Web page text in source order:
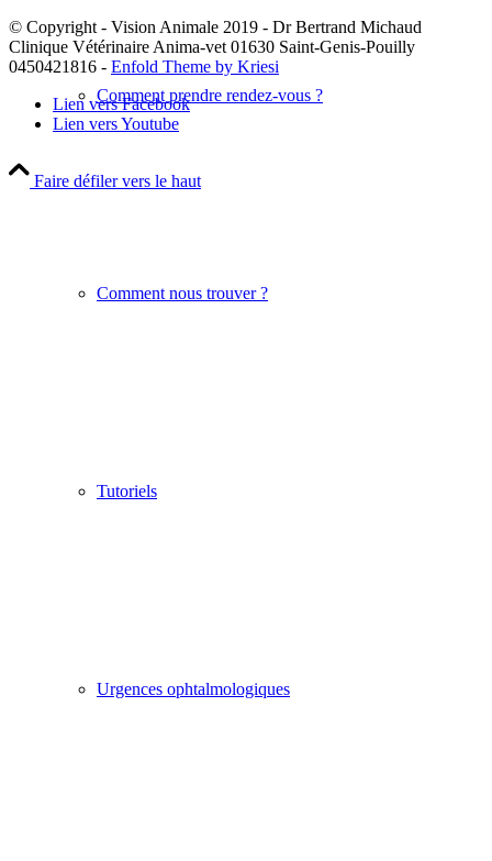
Comment prendre rendez-vous ?
Comment nous trouver ?
Tutoriels
Urgences ophtalmologiques
© Copyright - Vision Animale 2019 - Dr Bertrand Michaud
Clinique Vétérinaire Anima-vet 01630 Saint-Genis-Pouilly
0450421816 - Enfold Theme by Kriesi
Lien vers Facebook
Lien vers Youtube
Faire défiler vers le haut